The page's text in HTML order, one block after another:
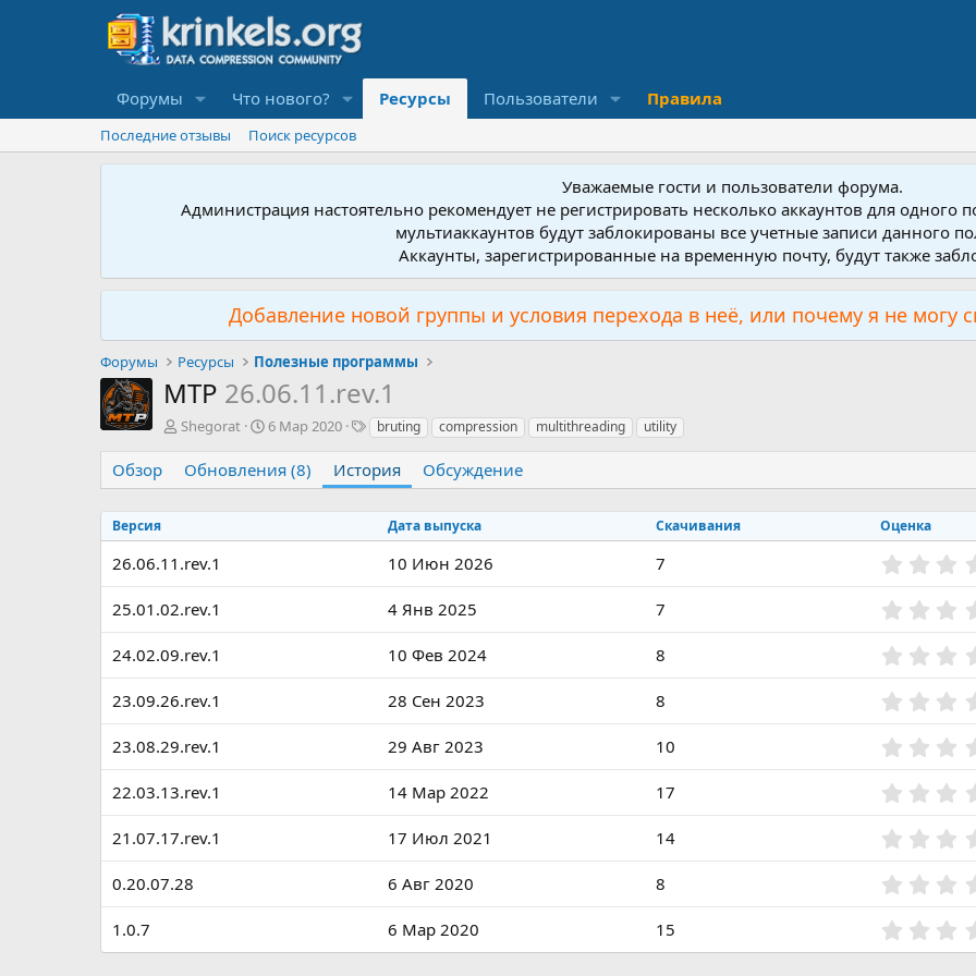
Форумы Что нового? Ресурсы Пользователи Правила
Последние отзывы Поиск ресурсов
Уважаемые гости и пользователи форума.
Администрация настоятельно рекомендует не регистрировать несколько аккаунтов для
мультиаккаунтов будут заблокированы все учетные записи данного
Аккаунты, зарегистрированные на временную почту, будут также
Добавление новой группы и условия перехода в неё, или почему я не могу
Форумы Ресурсы Полезные программы
MTP 26.06.11.rev.1
А
т
о
Shegorat
Д
т
а
з
а
6 Мар 2020
Т
г
и
bruting compression multithreading utility
Обзор Обновления (8) История Обсуждение
Версия Дата выпуска Скачивания Оценка
26.06.11.rev.1 10 Июн 2026 7
25.01.02.rev.1 4 Янв 2025 7
24.02.09.rev.1 10 Фев 2024 8
23.09.26.rev.1 28 Сен 2023 8
23.08.29.rev.1 29 Авг 2023 10
22.03.13.rev.1 14 Мар 2022 17
21.07.17.rev.1 17 Июл 2021 14
0.20.07.28 6 Авг 2020 8
1.0.7 6 Мар 2020 15